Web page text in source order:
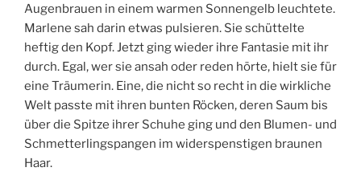
Augenbrauen in einem warmen Sonnengelb leuchtete.
Marlene sah darin etwas pulsieren. Sie schüttelte
heftig den Kopf. Jetzt ging wieder ihre Fantasie mit ihr
durch. Egal, wer sie ansah oder reden hörte, hielt sie für
eine Träumerin. Eine, die nicht so recht in die wirkliche
Welt passte mit ihren bunten Röcken, deren Saum bis
über die Spitze ihrer Schuhe ging und den Blumen- und
Schmetterlingspangen im widerspenstigen braunen
Haar.